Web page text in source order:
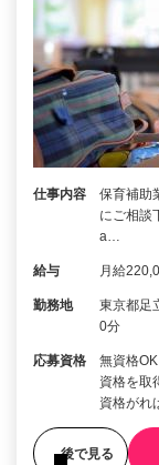
仕事内容
保育補助
にご相談
a…
給与 月給
勤務地
東京都足
0分
応募資格
無資格
資格を
資格がれ
後で見る